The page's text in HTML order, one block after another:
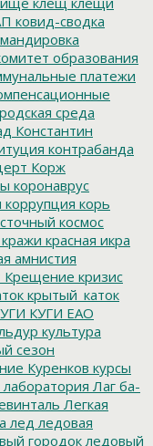
ковид-сводка
образования
платежи
среда
Константин
контрабанда
Корж
коронаврус
коррупция корь
космос
кражи красная икра
амнистия
Крещение кризис
крытый_каток
КУГИ ЕАО
культура
сезон
Куренков курсы
лаборатория Лаг ба-
Легкая
лед ледовая
городок ледовый